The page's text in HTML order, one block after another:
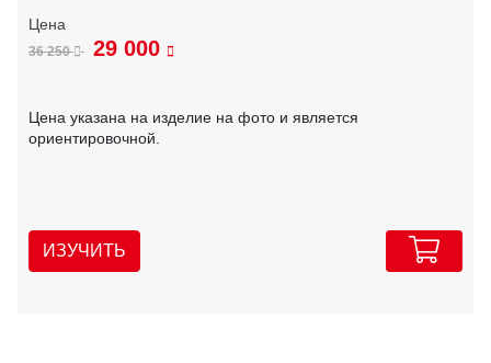
36 250 29 000
Цена указана на изделие на фото и является
ориентировочной.
ИЗУЧИТЬ